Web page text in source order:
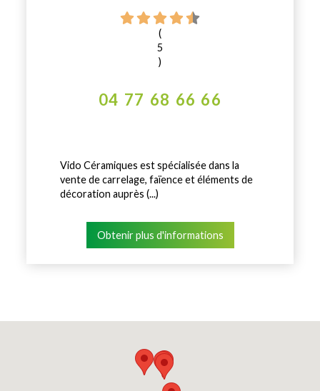
(
5
)
04 77 68 66 66
Vido Céramiques est spécialisée dans la
vente de carrelage, faïence et éléments de
décoration auprès (...)
Obtenir plus d'informations